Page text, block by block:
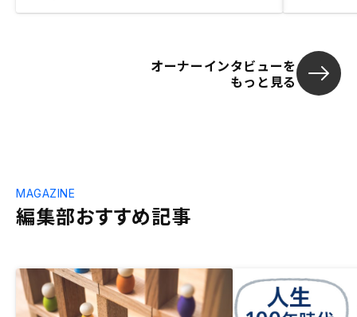
オーナーインタビューを
もっと見る
編集部おすすめ記事
MAGAZINE